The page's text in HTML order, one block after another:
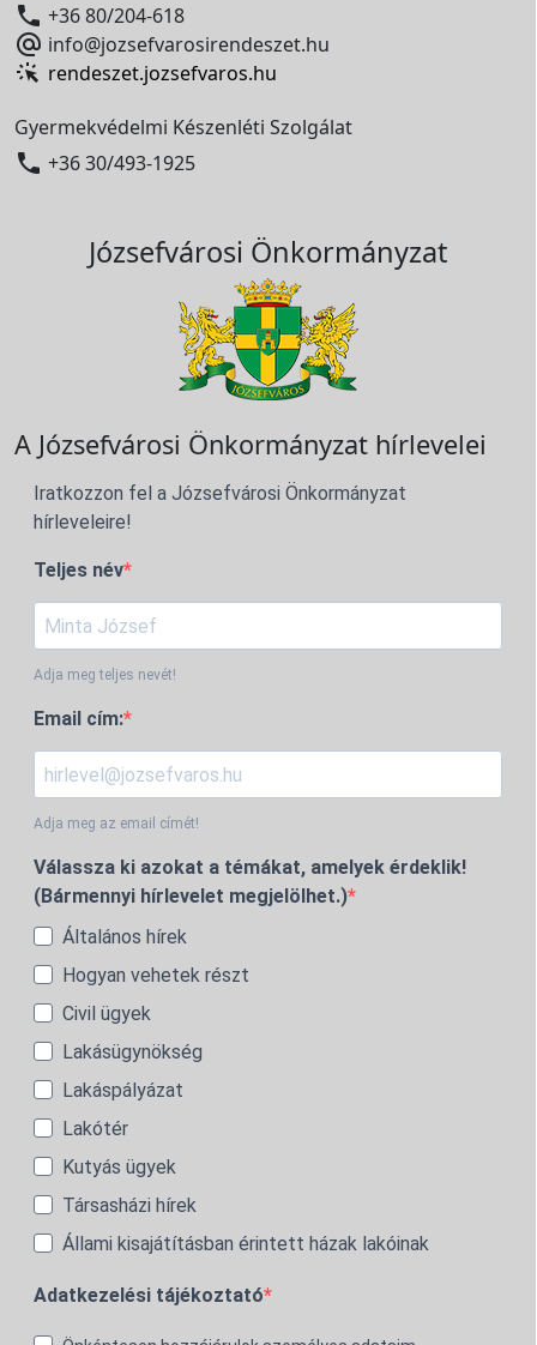
 +36 80/204-618
 info@jozsefvarosirendeszet.hu
rendeszet.jozsefvaros.hu
Gyermekvédelmi Készenléti Szolgálat
 +36 30/493-1925
Józsefvárosi Önkormányzat
A Józsefvárosi Önkormányzat hírlevelei
Iratkozzon fel a Józsefvárosi Önkormányzat
hírleveleire!
Teljes név
Adja meg teljes nevét!
Email cím:
Adja meg az email címét!
Válassza ki azokat a témákat, amelyek érdeklik!
(Bármennyi hírlevelet megjelölhet.)
Általános hírek
Hogyan vehetek részt
Civil ügyek
Lakásügynökség
Lakáspályázat
Lakótér
Kutyás ügyek
Társasházi hírek
Állami kisajátításban érintett házak lakóinak
Adatkezelési tájékoztató